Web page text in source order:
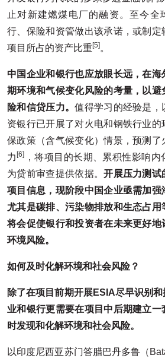
止对新建燃煤电厂的融资。至今全
行、保险和资管做出该承诺，或制定
项目所占的资产比重[5] 。
中国企业和银行也应放眼长远，在
期环境和气候变化风险的考量，以
险和信贷压力。值得学习的经验是，
资银行已开展了对火电和钢铁行业
保政策（含气候变化）情景，预测
力[6]
，将项目的长期、累积性影响内
为贷前审查提供依据。开展压力测试
项目信息，现阶段中国企业亟需加强
尤其是碳排、污染物排放和生态占
将会促使银行和投资者在未来更好地
环境风险。
如何及时化解环境和社会风险？
除了在项目前期开展ESIA尽早识别
业和银行更需要在项目中后期建立一
时发现和化解环境和社会风险。
以印度尼西亚苏门答腊巴丹多鲁（